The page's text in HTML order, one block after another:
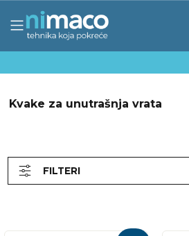
Kvake za unutrašnja vrata
FILTERI